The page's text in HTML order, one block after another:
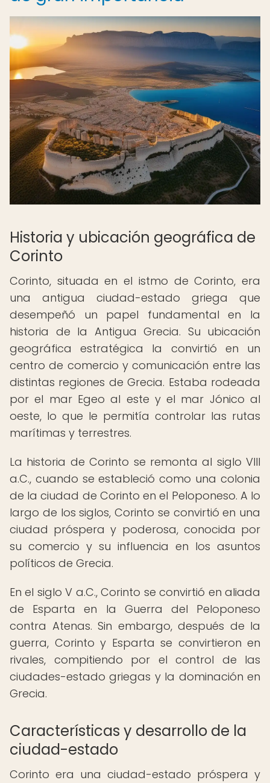
Historia y ubicación geográfica de
Corinto
Corinto, situada en el istmo de Corinto, era
una antigua ciudad-estado griega que
desempeñó un papel fundamental en la
historia de la Antigua Grecia. Su ubicación
geográfica estratégica la convirtió en un
centro de comercio y comunicación entre las
distintas regiones de Grecia. Estaba rodeada
por el mar Egeo al este y el mar Jónico al
oeste, lo que le permitía controlar las rutas
marítimas y terrestres.
La historia de Corinto se remonta al siglo VIII
a.C., cuando se estableció como una colonia
de la ciudad de Corinto en el Peloponeso. A lo
largo de los siglos, Corinto se convirtió en una
ciudad próspera y poderosa, conocida por
su comercio y su influencia en los asuntos
políticos de Grecia.
En el siglo V a.C., Corinto se convirtió en aliada
de Esparta en la Guerra del Peloponeso
contra Atenas. Sin embargo, después de la
guerra, Corinto y Esparta se convirtieron en
rivales, compitiendo por el control de las
ciudades-estado griegas y la dominación en
Grecia.
Características y desarrollo de la
ciudad-estado
Corinto era una ciudad-estado próspera y